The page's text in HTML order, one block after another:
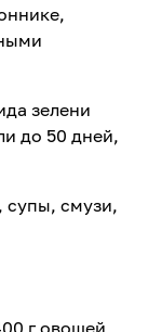
зелени
до 50 дней,
супы, смузи,
г овощей